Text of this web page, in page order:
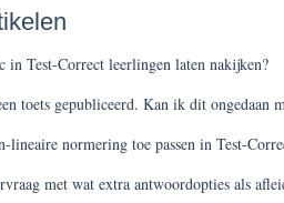
in Test-Correct leerlingen laten nakijken?
toets gepubliceerd. Kan ik dit ongedaan
lineaire normering toe passen in Test-
met wat extra antwoordopties als